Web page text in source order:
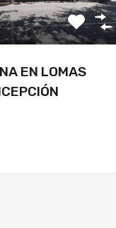
EN LOMAS